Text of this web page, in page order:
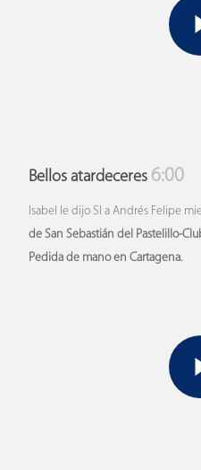
Bellos atardeceres 6:00
Isabel le dijo SI a Andrés Felipe
de San Sebastián del Pastelillo-
Pedida de mano en Cartagena.
Play Video